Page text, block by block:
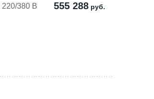
220/380 В 555 288руб.